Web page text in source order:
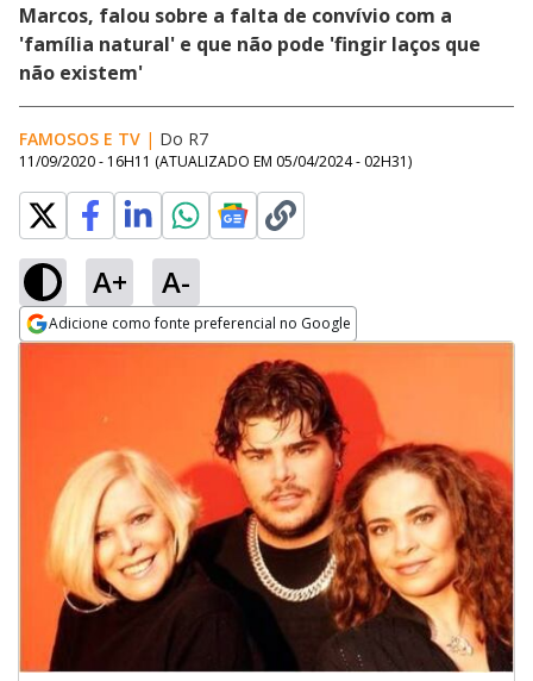
Marcos, falou sobre a falta de convívio com a
'família natural' e que não pode 'fingir laços que
não existem'
FAMOSOS E TV | Do R7
11/09/2020 - 16H11 (ATUALIZADO EM 05/04/2024 - 02H31)
A+ A-
Adicione como fonte preferencial no Google